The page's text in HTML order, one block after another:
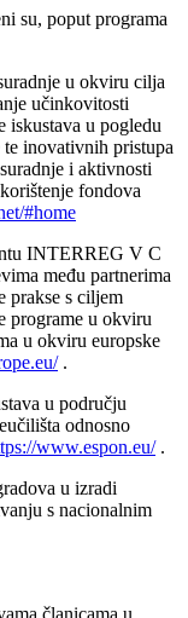
su, poput programa
u okviru cilja
učinkovitosti
iskustava u pogledu
inovativnih pristupa
i aktivnosti
fondova
#home
INTERREG V C
među partnerima
prakse s ciljem
programe u okviru
u okviru europske
.
u području
odnosno
www.espon.eu/.
u izradi
s nacionalnim
članicama u